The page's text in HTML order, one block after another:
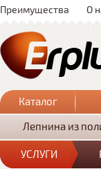
Преимущества О
Каталог
Лепнина из
УСЛУГИ